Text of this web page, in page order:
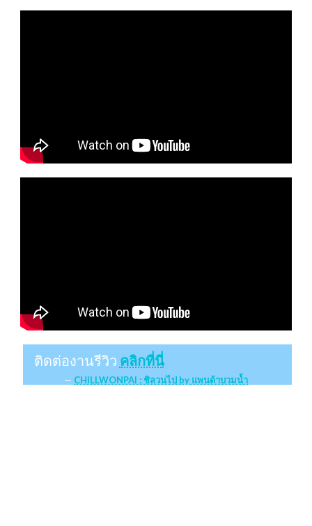
ติดต่องานรีวิว คลิกที่นี่
CHILLWONPAI : ชิลวนไป by แพนด้าบวมน้ำ